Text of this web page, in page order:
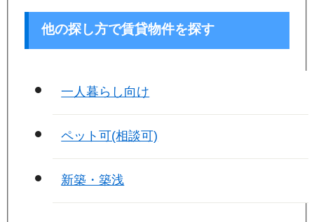
他の探し方で賃貸物件を探す
一人暮らし向け
ペット可(相談可)
新築・築浅